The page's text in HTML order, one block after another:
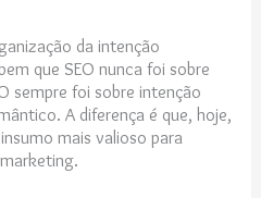
da intenção
que SEO nunca foi sobre
sempre foi sobre intenção
A diferença é que, hoje,
mais valioso para